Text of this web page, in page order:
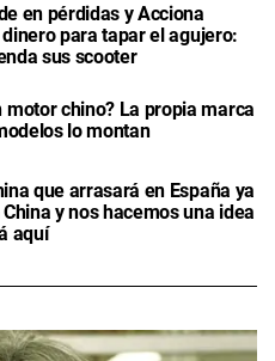
en pérdidas y Acciona
para tapar el agujero:
sus scooter
motor chino? La propia marca
lo montan
que arrasará en España ya
y nos hacemos una idea
aquí